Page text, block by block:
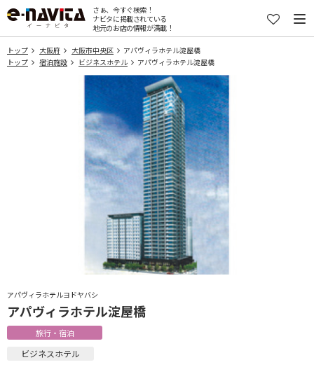
さぁ、今すぐ検索！
ナビタに掲載されている
地元のお店の情報が満載！
トップ 大阪府 大阪市中央区
アパヴィラホテル淀屋橋
トップ
宿泊施設 ビジネスホテル アパヴィラホテル淀屋橋
アパヴィラホテルヨドヤバシ
アパヴィラホテル淀屋橋
旅行・宿泊
ビジネスホテル